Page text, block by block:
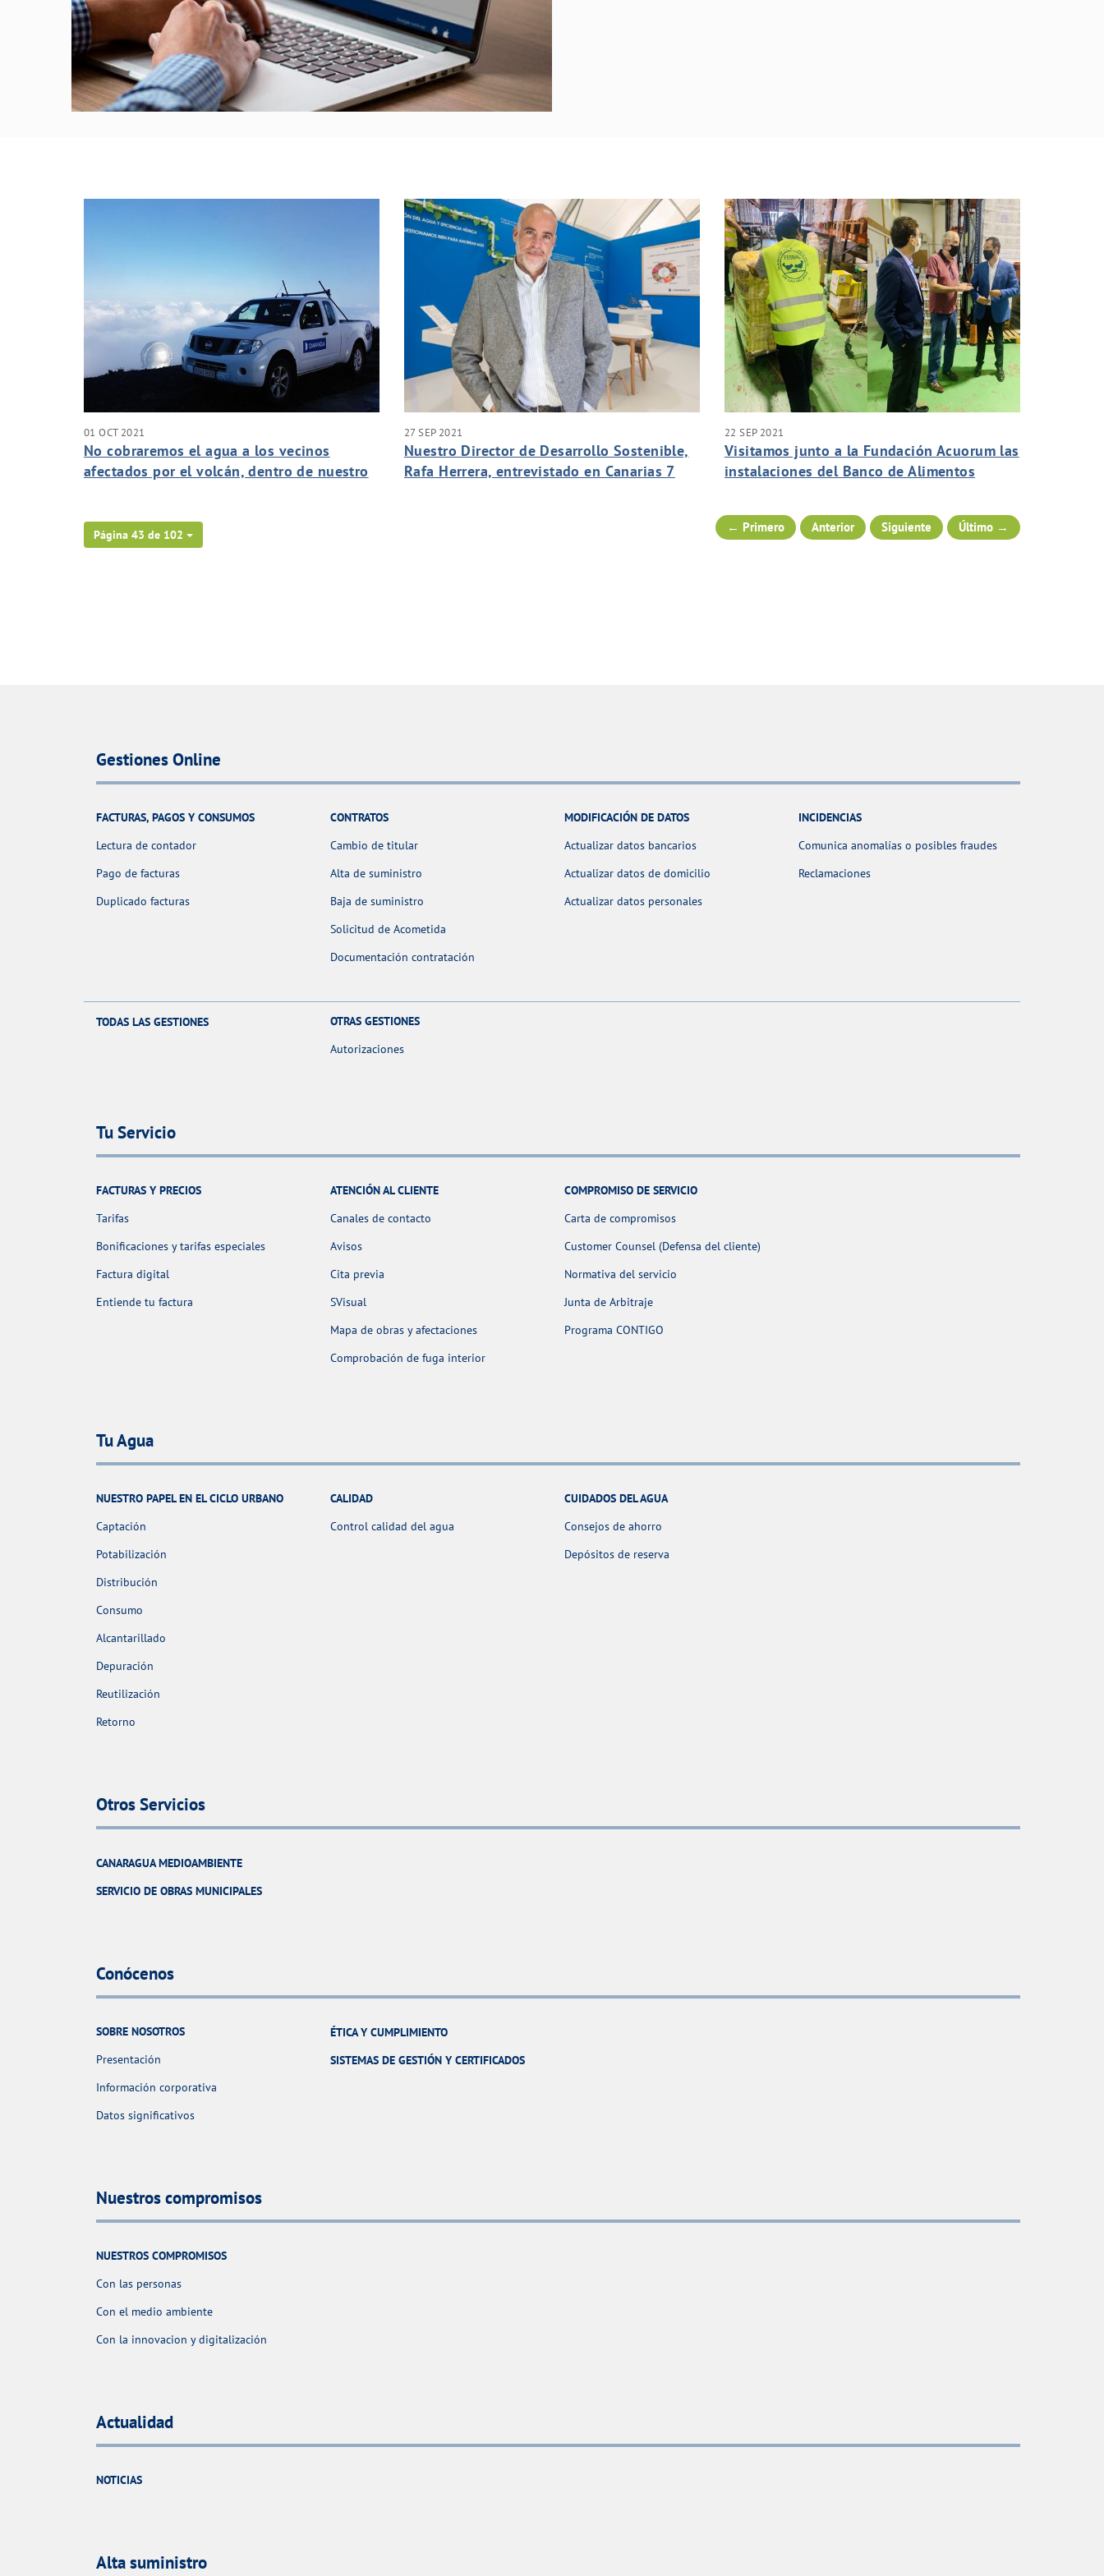
01 OCT 2021
No cobraremos el agua a los vecinos
afectados por el volcán, dentro de nuestro
27 SEP 2021
Nuestro Director de Desarrollo Sostenible,
Rafa Herrera, entrevistado en Canarias 7
22 SEP 2021
Visitamos junto a la Fundación Acuorum las
instalaciones del Banco de Alimentos
Página 43 de 102
← Primero Anterior Siguiente Último →
Gestiones Online
FACTURAS, PAGOS Y CONSUMOS
Lectura de contador
Pago de facturas
Duplicado facturas
CONTRATOS
Cambio de titular
Alta de suministro
Baja de suministro
Solicitud de Acometida
Documentación contratación
MODIFICACIÓN DE DATOS
Actualizar datos bancarios
Actualizar datos de domicilio
Actualizar datos personales
INCIDENCIAS
Comunica anomalías o posibles fraudes
Reclamaciones
TODAS LAS GESTIONES
OTRAS GESTIONES
Autorizaciones
Tu Servicio
FACTURAS Y PRECIOS
Tarifas
Bonificaciones y tarifas especiales
Factura digital
Entiende tu factura
ATENCIÓN AL CLIENTE
Canales de contacto
Avisos
Cita previa
SVisual
Mapa de obras y afectaciones
Comprobación de fuga interior
COMPROMISO DE SERVICIO
Carta de compromisos
Customer Counsel (Defensa del cliente)
Normativa del servicio
Junta de Arbitraje
Programa CONTIGO
Tu Agua
NUESTRO PAPEL EN EL CICLO URBANO
Captación
Potabilización
Distribución
Consumo
Alcantarillado
Depuración
Reutilización
Retorno
CALIDAD
Control calidad del agua
CUIDADOS DEL AGUA
Consejos de ahorro
Depósitos de reserva
Otros Servicios
CANARAGUA MEDIOAMBIENTE
SERVICIO DE OBRAS MUNICIPALES
Conócenos
SOBRE NOSOTROS
Presentación
Información corporativa
Datos significativos
ÉTICA Y CUMPLIMIENTO
SISTEMAS DE GESTIÓN Y CERTIFICADOS
Nuestros compromisos
NUESTROS COMPROMISOS
Con las personas
Con el medio ambiente
Con la innovacion y digitalización
Actualidad
NOTICIAS
Alta suministro